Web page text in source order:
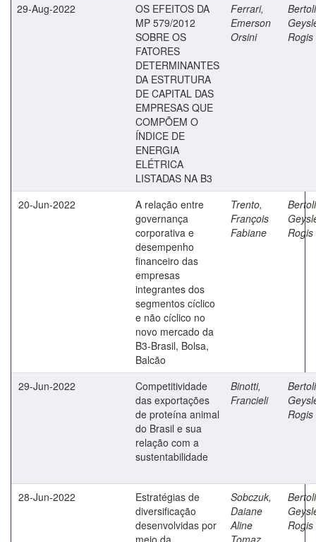
29-Aug-2022
OS EFEITOS DA
MP 579/2012
SOBRE OS
FATORES
DETERMINANTES
DA ESTRUTURA
DE CAPITAL DAS
EMPRESAS QUE
COMPÕEM O
ÍNDICE DE
ENERGIA
ELÉTRICA
LISTADAS NA B3
Ferrari,
Emerson
Orsini
20-Jun-2022
A relação entre
governança
corporativa e
desempenho
financeiro das
empresas
integrantes dos
segmentos cíclico
e não cíclico no
novo mercado da
B3-Brasil, Bolsa,
Balcão
Trento,
François
Fabiane
29-Jun-2022
Competitividade
das exportações
de proteína animal
do Brasil e sua
relação com a
sustentabilidade
Binotti,
Francieli
28-Jun-2022
Estratégias de
diversificação
desenvolvidas por
meio da
Sobczuk,
Daiane
Aline
Tomaz